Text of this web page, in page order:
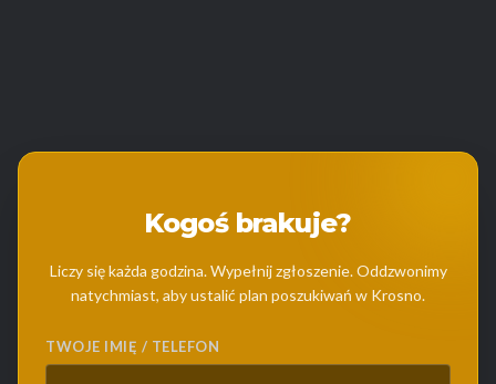
Kogoś brakuje?
Liczy się każda godzina. Wypełnij zgłoszenie. Oddzwonimy
natychmiast, aby ustalić plan poszukiwań w Krosno.
TWOJE IMIĘ / TELEFON